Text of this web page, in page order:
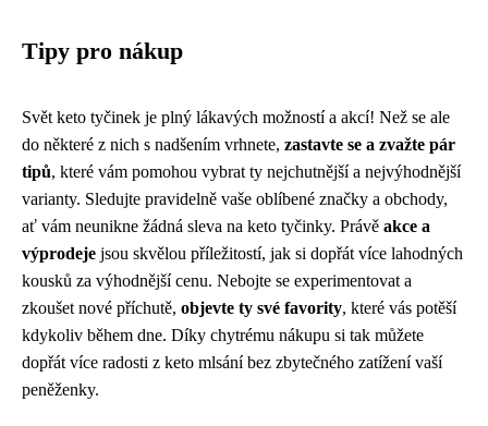
Tipy pro nákup
Svět keto tyčinek je plný lákavých možností a akcí! Než se ale
do některé z nich s nadšením vrhnete, zastavte se a zvažte pár
tipů, které vám pomohou vybrat ty nejchutnější a nejvýhodnější
varianty. Sledujte pravidelně vaše oblíbené značky a obchody,
ať vám neunikne žádná sleva na keto tyčinky. Právě akce a
výprodeje jsou skvělou příležitostí, jak si dopřát více lahodných
kousků za výhodnější cenu. Nebojte se experimentovat a
zkoušet nové příchutě, objevte ty své favority, které vás potěší
kdykoliv během dne. Díky chytrému nákupu si tak můžete
dopřát více radosti z keto mlsání bez zbytečného zatížení vaší
peněženky.